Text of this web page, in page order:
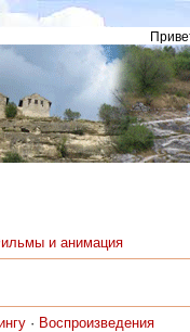
и анимация
· Воспроизведения